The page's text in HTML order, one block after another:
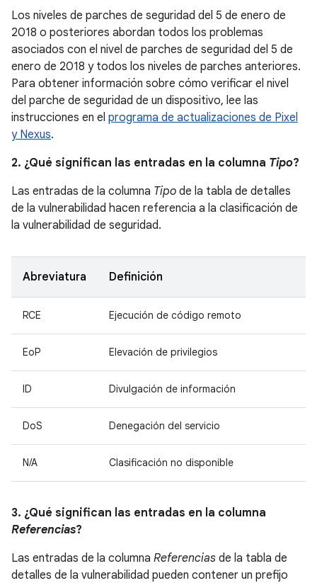
Los niveles de parches de seguridad del 5 de enero de
2018 o posteriores abordan todos los problemas
asociados con el nivel de parches de seguridad del 5 de
enero de 2018 y todos los niveles de parches anteriores.
Para obtener información sobre cómo verificar el nivel
del parche de seguridad de un dispositivo, lee las
instrucciones en el programa de actualizaciones de Pixel
y Nexus.
2. ¿Qué significan las entradas en la columna Tipo?
Las entradas de la columna Tipo de la tabla de detalles
de la vulnerabilidad hacen referencia a la clasificación de
la vulnerabilidad de seguridad.
Abreviatura Definición
RCE Ejecución de código remoto
EoP Elevación de privilegios
ID Divulgación de información
DoS Denegación del servicio
N/A Clasificación no disponible
3. ¿Qué significan las entradas en la columna
Referencias?
Las entradas de la columna Referencias de la tabla de
detalles de la vulnerabilidad pueden contener un prefijo